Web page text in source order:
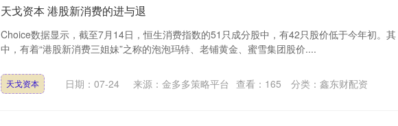
天戈资本 港股新消费的进与退
Choice数据显示，截至7月14日，恒生消费指数的51只成分股中，有42只股价低于今年初。其
中，有着“港股新消费三姐妹”之称的泡泡玛特、老铺黄金、蜜雪集团股价....
天戈资本 日期：07-24 来源：金多多策略平台 查看： 165 分类： 鑫东财配资